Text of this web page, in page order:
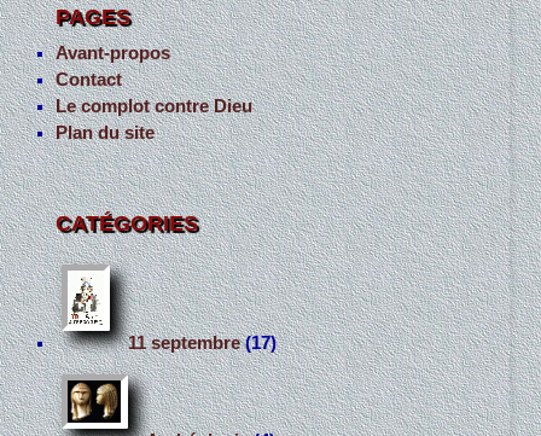
PAGES
Avant-propos
Contact
Le complot contre Dieu
Plan du site
CATÉGORIES
11 septembre(17)